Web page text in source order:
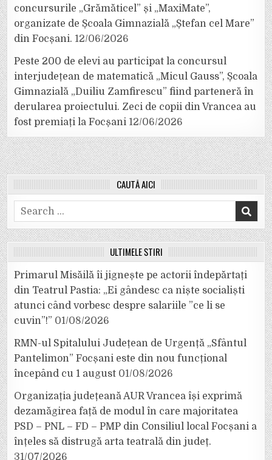
concursurile „Grămăticel” și „MaxiMate”,
organizate de Școala Gimnazială „Ștefan cel Mare”
din Focșani. 12/06/2026
Peste 200 de elevi au participat la concursul
interjudețean de matematică „Micul Gauss”, Școala
Gimnazială „Duiliu Zamfirescu” fiind parteneră în
derularea proiectului. Zeci de copii din Vrancea au
fost premiați la Focșani 12/06/2026
CAUTĂ AICI
Search
for:
ULTIMELE ȘTIRI
Primarul Misăilă îi jignește pe actorii îndepărtați
din Teatrul Pastia: „Ei gândesc ca niște socialiști
atunci când vorbesc despre salariile ”ce li se
cuvin”!” 01/08/2026
RMN-ul Spitalului Județean de Urgență „Sfântul
Pantelimon” Focșani este din nou funcțional
începând cu 1 august 01/08/2026
Organizația județeană AUR Vrancea își exprimă
dezamăgirea față de modul în care majoritatea
PSD – PNL – FD – PMP din Consiliul local Focșani a
înțeles să distrugă arta teatrală din județ.
31/07/2026